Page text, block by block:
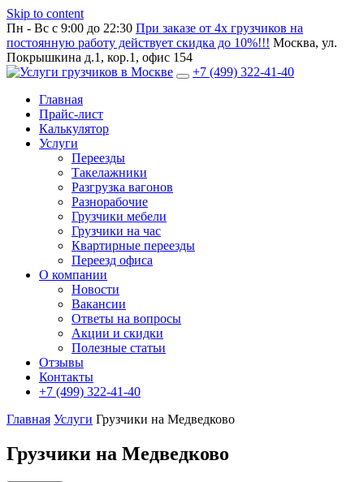
Skip to content
Пн - Вс с 9:00 до 22:30 При заказе от 4х грузчиков на
постоянную работу действует скидка до 10%!!! Москва, ул.
Покрышкина д.1, кор.1, офис 154
+7 (499) 322-41-40
Главная
Прайс-лист
Калькулятор
Услуги
Переезды
Такелажники
Разгрузка вагонов
Разнорабочие
Грузчики мебели
Грузчики на час
Квартирные переезды
Переезд офиса
О компании
Новости
Вакансии
Ответы на вопросы
Акции и скидки
Полезные статьи
Отзывы
Контакты
+7 (499) 322-41-40
Главная Услуги Грузчики на Медведково
Грузчики на Медведково